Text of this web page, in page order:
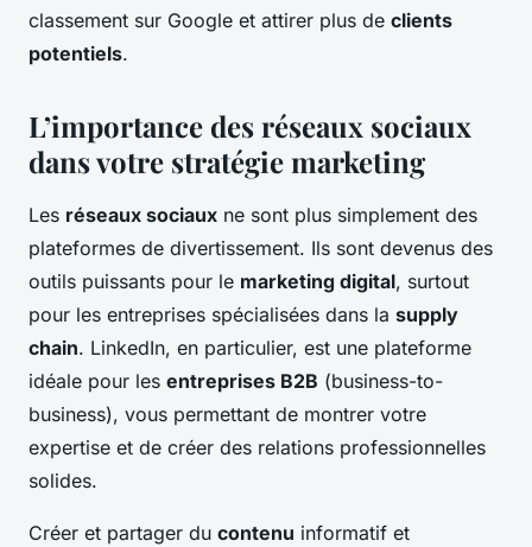
classement sur Google et attirer plus de clients
potentiels.
L’importance des réseaux sociaux
dans votre stratégie marketing
Les réseaux sociaux ne sont plus simplement des
plateformes de divertissement. Ils sont devenus des
outils puissants pour le marketing digital, surtout
pour les entreprises spécialisées dans la supply
chain. LinkedIn, en particulier, est une plateforme
idéale pour les entreprises B2B (business-to-
business), vous permettant de montrer votre
expertise et de créer des relations professionnelles
solides.
Créer et partager du contenu informatif et